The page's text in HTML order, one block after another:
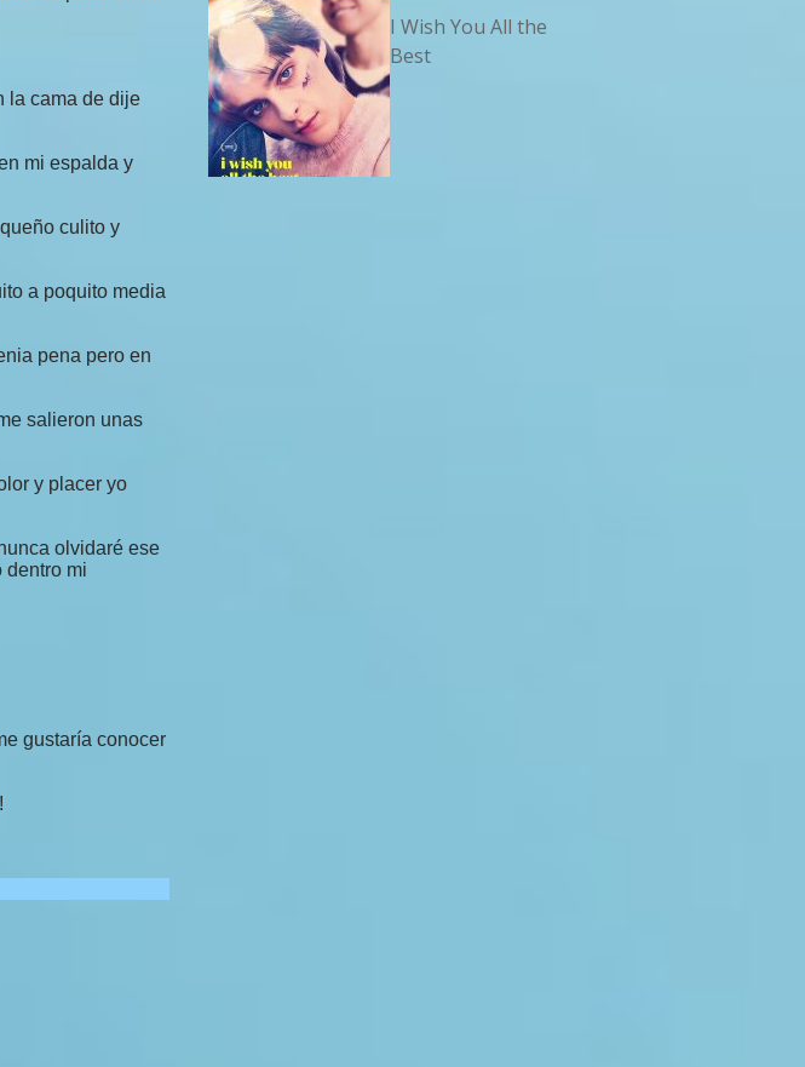
la cama de dije
mi espalda y
culito y
a poquito media
pena pero en
salieron unas
y placer yo
olvidaré ese
dentro mi
gustaría conocer
I Wish You All the
Best